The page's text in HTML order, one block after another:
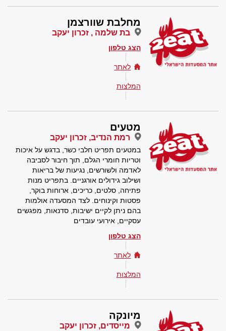
מחלבת שוורצמן
בת שלמה , זכרון יעקב
הצג טלפון
לאתר
המלצות
מטעים
רמת הנדיב, זכרון יעקב
במטעים תפריט חלבי כשר, בדגש על איכות
וטריות חומרי הגלם, תוך חיבור לסביבה
לאדמה ולשורשים, נגיעות של בריאות
ושילוב גידולים אורגניים. בתפריט מנות
פתיחה, סלטים, כריכים, ארוחות בוקר,
פסטות וקינוחים. לצד המסעדה אולמות
בהם ניתן לקיים ישיבות, סדנאות, מפגשים
עסקיים, אירועי עובדים
הצג טלפון
לאתר
המלצות
מיונקה
מייסדים, זכרון יעקב